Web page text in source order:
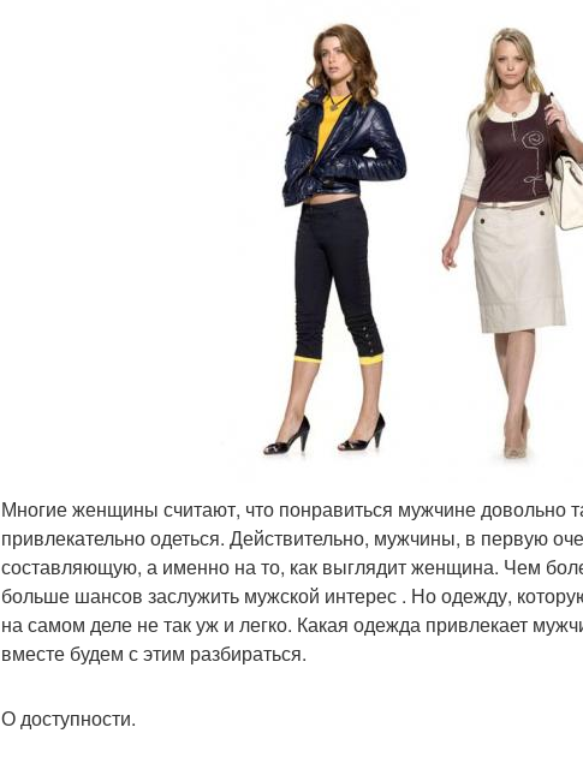
Многие женщины считают, что понравиться мужчине довольно
привлекательно одеться. Действительно, мужчины, в первую
составляющую, а именно на то, как выглядит женщина. Чем
больше шансов заслужить мужской интерес . Но одежду,
на самом деле не так уж и легко. Какая одежда привлекает
вместе будем с этим разбираться.
О доступности.